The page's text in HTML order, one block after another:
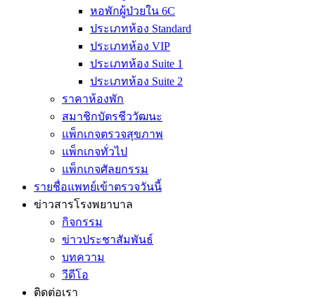
หอพักผู้ป่วยใน 6C
ประเภทห้อง Standard
ประเภทห้อง VIP
ประเภทห้อง Suite 1
ประเภทห้อง Suite 2
ราคาห้องพัก
สมาชิกบัตรชีววัฒนะ
แพ็กเกจตรวจสุขภาพ
แพ็กเกจทั่วไป
แพ็กเกจศัลยกรรม
รายชื่อแพทย์เข้าตรวจวันนี้
ข่าวสารโรงพยาบาล
กิจกรรม
ข่าวประชาสัมพันธ์
บทความ
วีดีโอ
ติดต่อเรา